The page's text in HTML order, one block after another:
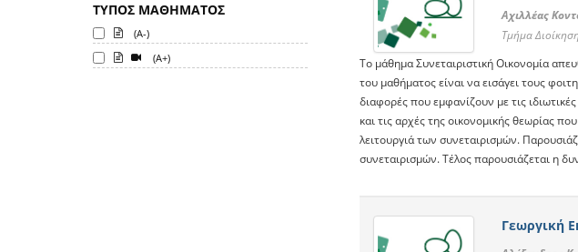
ΤΥΠΟΣ ΜΑΘΗΜΑΤΟΣ
(A-)
(A+)
Αχιλλέας
Τμήμα
To μάθημα Συνεταιριστική Οικονομία
του μαθήματος είναι να εισάγει τους
διαφορές που εμφανίζουν με τις
και τις αρχές της οικονομικής θεωρίας
λειτουργιά των συνεταιρισμών.
συνεταιρισμών. Τέλος παρουσιάζεται η
Γεωργική